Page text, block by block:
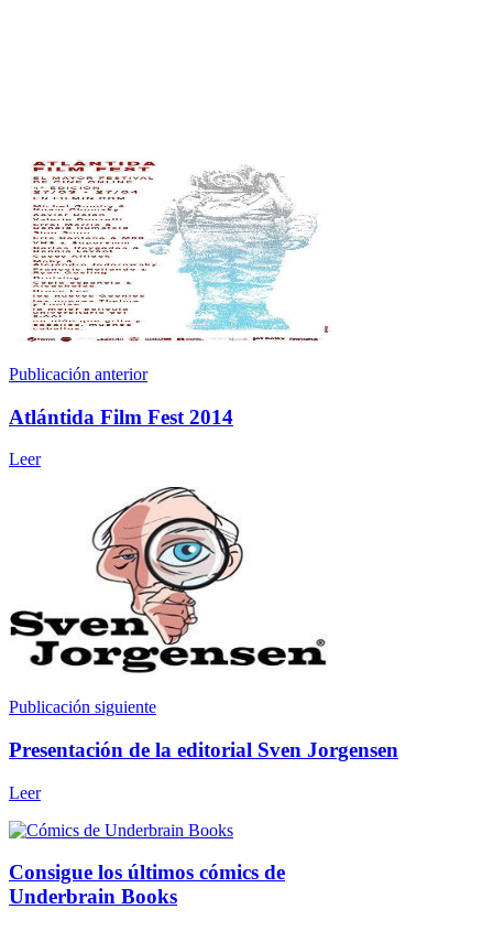
Publicación anterior
Atlántida Film Fest 2014
Leer
Publicación siguiente
Presentación de la editorial Sven Jorgensen
Leer
Consigue los últimos cómics de
Underbrain Books